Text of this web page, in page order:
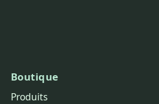
Boutique
Produits